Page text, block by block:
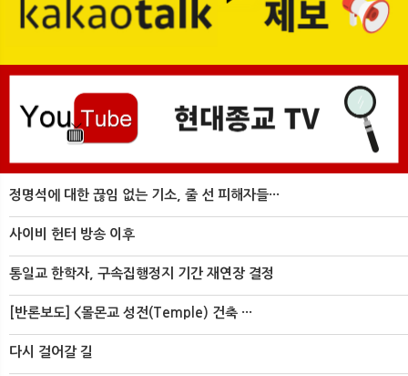
정명석에 대한 끊임 없는 기소, 줄 선 피해자들···
사이비 헌터 방송 이후
통일교 한학자, 구속집행정지 기간 재연장 결정
[반론보도] <몰몬교 성전(Temple) 건축 ···
다시 걸어갈 길